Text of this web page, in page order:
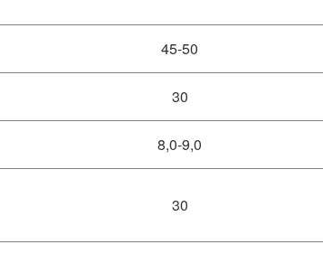
45-50
30
8,0-9,0
30